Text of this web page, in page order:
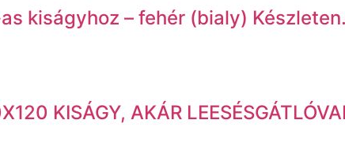
kiságyhoz – fehér (bialy)
KISÁGY, AKÁR